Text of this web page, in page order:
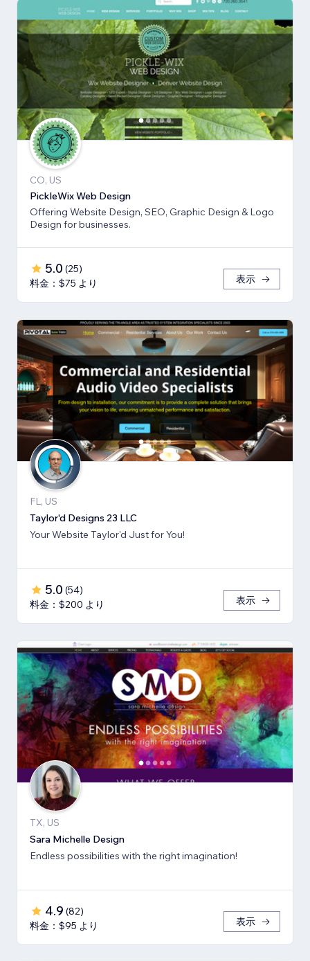
CO, US
PickleWix Web Design
Offering Website Design, SEO, Graphic Design & Logo
Design for businesses.
5.0 (25)
料金：$75 より
表示
FL, US
Taylor'd Designs 23 LLC
Your Website Taylor'd Just for You!
5.0 (54)
料金：$200 より
表示
TX, US
Sara Michelle Design
Endless possibilities with the right imagination!
4.9 (82)
料金：$95 より
表示